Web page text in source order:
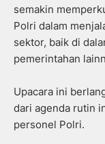
semakin
Polri dalam
sektor, baik di
pemerintahan
Upacara ini
dari agenda rutin
personel Polri.